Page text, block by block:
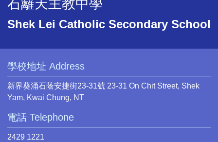
石籬天主教中學
Shek Lei Catholic Secondary School
學校地址 Address
新界葵涌石蔭安捷街23-31號 23-31 On Chit Street, Shek
Yam, Kwai Chung, NT
電話 Telephone
2429 1221